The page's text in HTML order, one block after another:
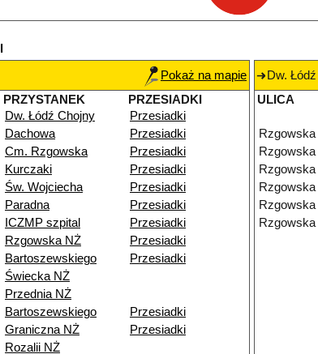
Pokaż na mapie
PRZYSTANEK
PRZESIADKI
Dw. Łódź Chojny
Przesiadki
Dachowa
Przesiadki
Cm. Rzgowska
Przesiadki
Kurczaki
Przesiadki
Św. Wojciecha
Przesiadki
Paradna
Przesiadki
ICZMP szpital
Przesiadki
Rzgowska NŻ
Przesiadki
Bartoszewskiego
Przesiadki
Świecka NŻ
Przednia NŻ
Bartoszewskiego
Przesiadki
Graniczna NŻ
Przesiadki
Rozalii NŻ
Dw.
ULICA
Rzgowska
Rzgowska
Rzgowska
Rzgowska
Rzgowska
Rzgowska